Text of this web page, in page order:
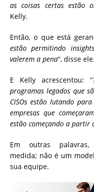
as coisas certas estão
Kelly.
Então, o que está
estão permitindo
valerem a pena“, disse ele.
E Kelly acrescentou: “
programas legados que
CISOs estão lutando
empresas que
estão começando a partir
Em outras
medida; não é um
sua equipe.